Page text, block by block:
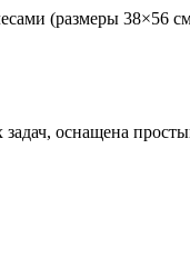
(размеры 38×56
оснащена